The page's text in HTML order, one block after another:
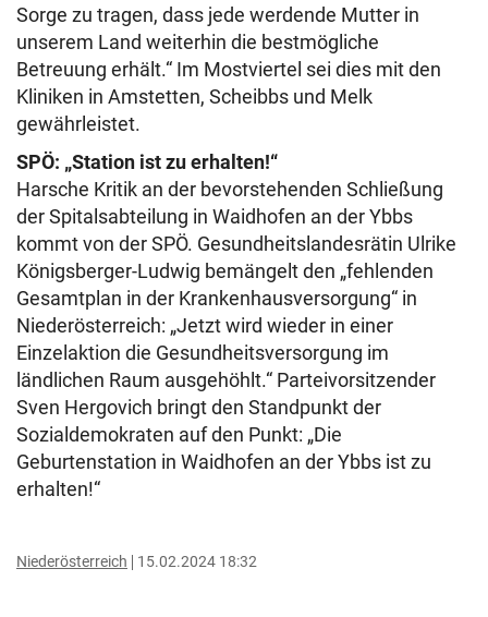
Sorge zu tragen, dass jede werdende Mutter in
unserem Land weiterhin die bestmögliche
Betreuung erhält.“ Im Mostviertel sei dies mit den
Kliniken in Amstetten, Scheibbs und Melk
gewährleistet.
SPÖ: „Station ist zu erhalten!“
Harsche Kritik an der bevorstehenden Schließung
der Spitalsabteilung in Waidhofen an der Ybbs
kommt von der SPÖ. Gesundheitslandesrätin Ulrike
Königsberger-Ludwig bemängelt den „fehlenden
Gesamtplan in der Krankenhausversorgung“ in
Niederösterreich: „Jetzt wird wieder in einer
Einzelaktion die Gesundheitsversorgung im
ländlichen Raum ausgehöhlt.“ Parteivorsitzender
Sven Hergovich bringt den Standpunkt der
Sozialdemokraten auf den Punkt: „Die
Geburtenstation in Waidhofen an der Ybbs ist zu
erhalten!“
Niederösterreich 15.02.2024 18:32